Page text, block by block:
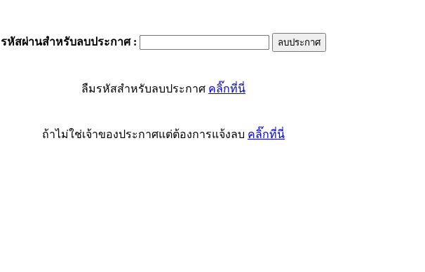
รหัสผ่านสำหรับลบประกาศ:
ลืมรหัสสำหรับลบประกาศ คลิ๊กที่นี่
ถ้าไม่ใช่เจ้าของประกาศแต่ต้องการแจ้งลบ คลิ๊กที่นี่